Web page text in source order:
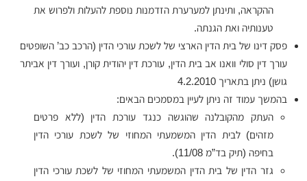
ההקראה, ותינתן למערערת הזדמנות נוספת להעלות ולפרוש את
טענותיה ואת הגנתה.
פסק דינו של בית הדין הארצי של לשכת עורכי הדין (הרכב כב’ השופטים
עורך דין סולי וואנו אב בית הדין, עורכת דין יהודית קורן, ועורך דין אביתר
גושן) ניתן בתאריך 4.2.2010
בהמשך עמוד זה ניתן לעיין במסמכים הבאים:
העתק מהקובלנה שהוגשה כנגד עורכת הדין (ללא פרטים
מזהים) לבית הדין המשמעתי המחוזי של לשכת עורכי הדין
בחיפה (תיק בד”מ 11/08).
גזר הדין של בית הדין המשמעתי המחוזי של לשכת עורכי הדין